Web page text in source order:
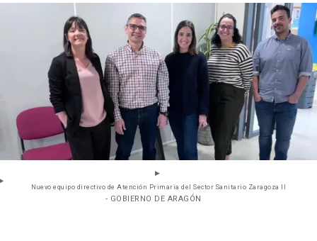
Nuevo equipo directivo de Atención Primaria del Sector Sanitario Zaragoza II
- GOBIERNO DE ARAGÓN